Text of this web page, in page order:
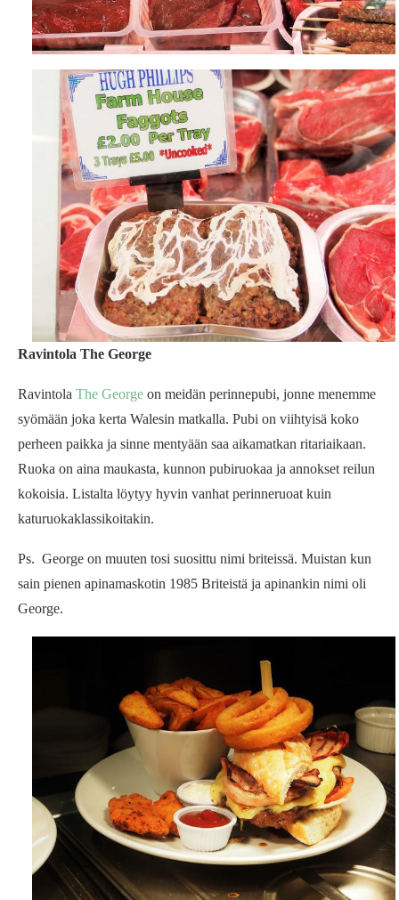
Ravintola The George
Ravintola The George on meidän perinnepubi, jonne menemme
syömään joka kerta Walesin matkalla. Pubi on viihtyisä koko
perheen paikka ja sinne mentyään saa aikamatkan ritariaikaan.
Ruoka on aina maukasta, kunnon pubiruokaa ja annokset reilun
kokoisia. Listalta löytyy hyvin vanhat perinneruoat kuin
katuruokaklassikoitakin.
Ps. George on muuten tosi suosittu nimi briteissä. Muistan kun
sain pienen apinamaskotin 1985 Briteistä ja apinankin nimi oli
George.